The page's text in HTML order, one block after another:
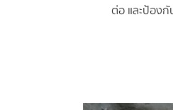
ต่อ และป้องกั